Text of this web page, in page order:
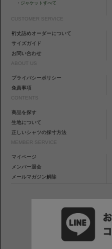
・ ジャケットすべて
CUSTOMER SERVICE
裄丈詰めオーダーについて
サイズガイド
お問い合わせ
ABOUT US
プライバシーポリシー
免責事項
CONTENTS
商品を探す
生地について
正しいシャツの採寸方法
MEMBER SERVICE
マイページ
メンバー退会
メールマガジン解除